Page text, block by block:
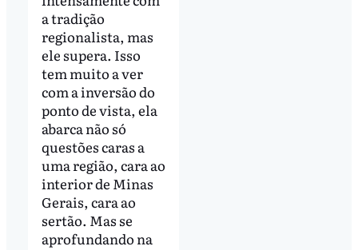
a tradição
regionalista, mas
ele supera. Isso
tem muito a ver
com a inversão do
ponto de vista, ela
abarca não só
questões caras a
uma região, cara ao
interior de Minas
Gerais, cara ao
sertão. Mas se
aprofundando na